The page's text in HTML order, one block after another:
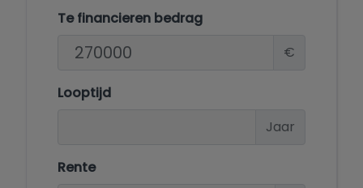
Te financieren bedrag
€
Looptijd
Jaar
Rente